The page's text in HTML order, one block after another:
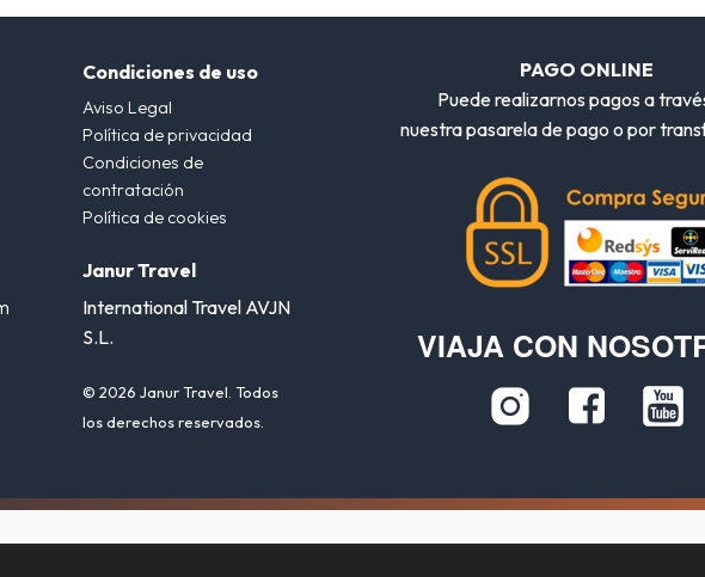
Condiciones de uso
Aviso Legal
Política de privacidad
Condiciones de
contratación
Política de cookies
Janur Travel
International Travel AVJN
S.L.
© 2026 Janur Travel. Todos
los derechos reservados.
PAGO ONLINE
Puede realizarnos pagos a
nuestra pasarela de pago o por
VIAJA CON